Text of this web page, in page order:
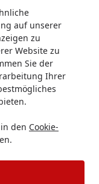
auf unserer
zu
Website zu
Sie der
Ihrer
den Cookie-
für mehr
für weitere
der
vorigen
der ersten